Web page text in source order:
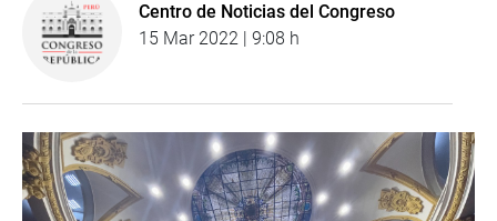
Centro de Noticias del Congreso
15 Mar 2022 | 9:08 h